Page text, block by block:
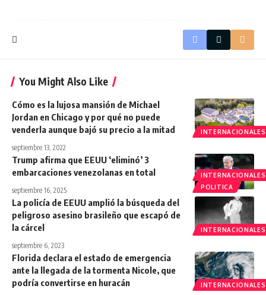
You Might Also Like
INTERNACIONALES
Cómo es la lujosa mansión de Michael
Jordan en Chicago y por qué no puede
venderla aunque bajó su precio a la mitad
septiembre 13, 2022
INTERNACIONALES
POLITICA
Trump afirma que EEUU ‘eliminó’ 3
embarcaciones venezolanas en total
septiembre 16, 2025
INTERNACIONALES
La policía de EEUU amplió la búsqueda del
peligroso asesino brasileño que escapó de
la cárcel
septiembre 6, 2023
INTERNACIONALES
Florida declara el estado de emergencia
ante la llegada de la tormenta Nicole, que
podría convertirse en huracán